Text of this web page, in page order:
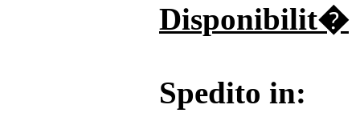
Disponibilit�
Spedito in: